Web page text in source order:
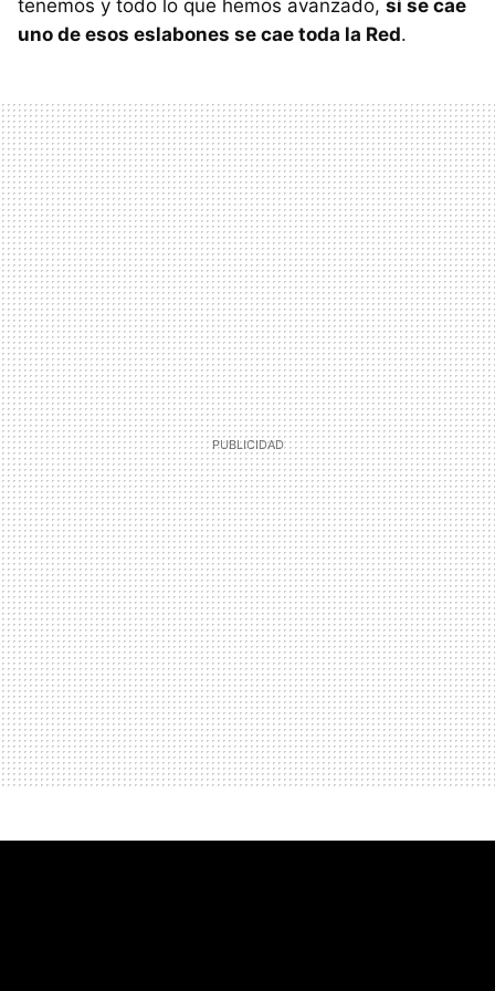
tenemos y todo lo que hemos avanzado, si se cae
uno de esos eslabones se cae toda la Red.